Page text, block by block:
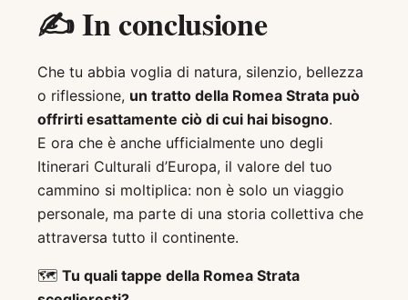
✍️ In conclusione
Che tu abbia voglia di natura, silenzio, bellezza
o riflessione, un tratto della Romea Strata può
offrirti esattamente ciò di cui hai bisogno.
E ora che è anche ufficialmente uno degli
Itinerari Culturali d’Europa, il valore del tuo
cammino si moltiplica: non è solo un viaggio
personale, ma parte di una storia collettiva che
attraversa tutto il continente.
🗺️ Tu quali tappe della Romea Strata